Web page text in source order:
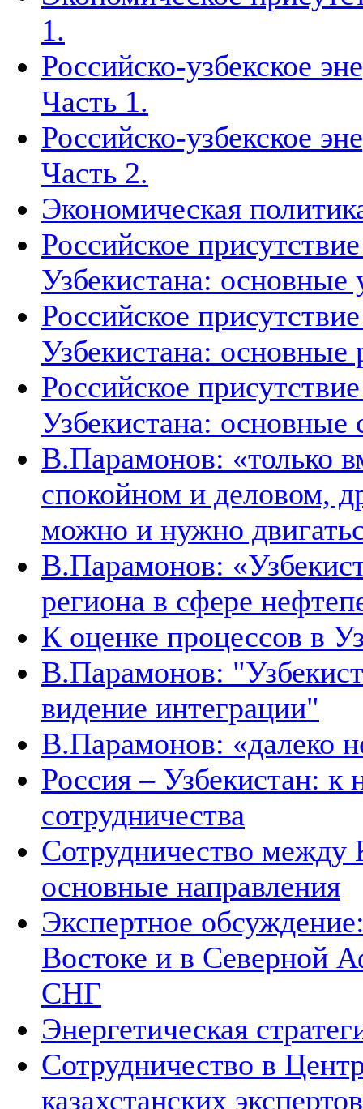
1.
Российско-узбекское
Часть 1.
Российско-узбекское
Часть 2.
Экономическая
Российское
Узбекистана:
Российское
Узбекистана: основные
Российское
Узбекистана: основные
В.Парамонов: «только
спокойном и деловом,
можно и нужно
В.Парамонов:
региона в сфере
К оценке процессов в
В.Парамонов:
видение интеграции"
В.Парамонов: «далеко
Россия – Узбекистан: к
сотрудничества
Сотрудничество между
основные направления
Экспертное
Востоке и в Северной
СНГ
Энергетическая
Сотрудничество в
казахстанских экспертов